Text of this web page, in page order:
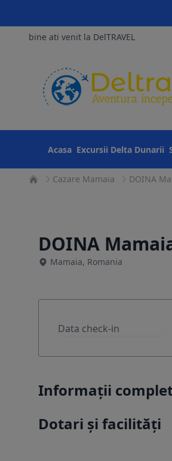
bine ati venit la DelTRAVEL
Acasa Excursii Delta Dunarii
Cazare Mamaia DOINA
DOINA
Mamaia, Romania
Informații
Dotari și facilități